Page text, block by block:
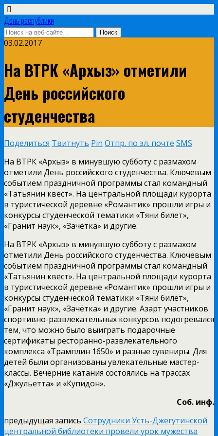
День республики
03.02.2017
На ВТРК «Архыз» отметили
День российского
студенчества
Поделиться Твитнуть Pin Отпр. по эл. почте SMS
На ВТРК «Архыз» в минувшую субботу с размахом
отметили День российского студенчества. Ключевым
событием праздничной программы стал командный
«Татьянин квест». На центральной площади курорта
в туристической деревне «Романтик» прошли игры и
конкурсы студенческой тематики «Тяни билет»,
«Гранит наук», «Зачётка» и другие.
На ВТРК «Архыз» в минувшую субботу с размахом
отметили День российского студенчества. Ключевым
событием праздничной программы стал командный
«Татьянин квест». На центральной площади курорта
в туристической деревне «Романтик» прошли игры и
конкурсы студенческой тематики «Тяни билет»,
«Гранит наук», «Зачётка» и другие. Азарт участников
спортивно-развлекательных конкурсов подогревался
тем, что можно было выиграть подарочные
сертификаты ресторанно-развлекательного
комплекса «Трамплин 1650» и разные сувениры. Для
детей были организованы увлекательные мастер-
классы. Вечерние катания состоялись на трассах
«Джульетта» и «Купидон».
Соб. инф.
предыдущая запись Сотрудники Усть-Джегутинской
центральной библиотеки провели урок мужества